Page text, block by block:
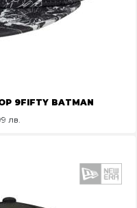
9FIFTY BATMAN
лв.